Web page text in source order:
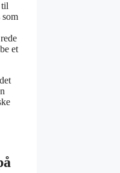
som
et